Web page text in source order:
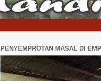
PENYEMPROTAN MASAL DI